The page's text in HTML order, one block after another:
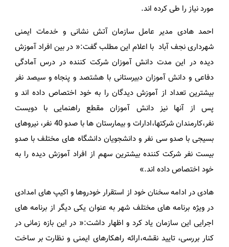
مورد نیاز را طی کرده اند.
احمد هادی مدیر عامل سازمان آتش نشانی و خدمات ایمنی
شهرداری نجف آباد با اعلام این مطلب گفت:« در بین افراد آموزش
دیده در این مدت دانش آموزان شرکت کننده در درس آمادگی
دفاعی و دانش آموزان دبیرستانی با هشتصد و پنجاه و سیصد نفر
بیشترین تعداد از آموزش دیدگان را به خود اختصاص داده اند و
پس از آنها نیز دانش آموزان مقطع راهنمایی با دویست
نفر،کارمندان شرکتها،ادارات و بیمارستان ها با صدو 40 نفر، نیروهای
بسیجی با صدو سی نفر و دانشجویان دانشگاه های مختلف با صدو
بیست نفر شرکت کننده بیشترین سهم از افراد آموزش دیده را به
خود اختصاص داده اند.»
هادی در ادامه سخنان خود از استقرار خودروها و اکیپ های امدادی
در ویژه برنامه های مختلف شهر به عنوان یکی دیگر از برنامه های
اجرایی این سازمان یاد کرد و اظهار داشت:« در این بازه زمانی در
کنار بررسی، تایید نقشه،ارائه راهکارهای ایمنی و نظارت بر ساخت